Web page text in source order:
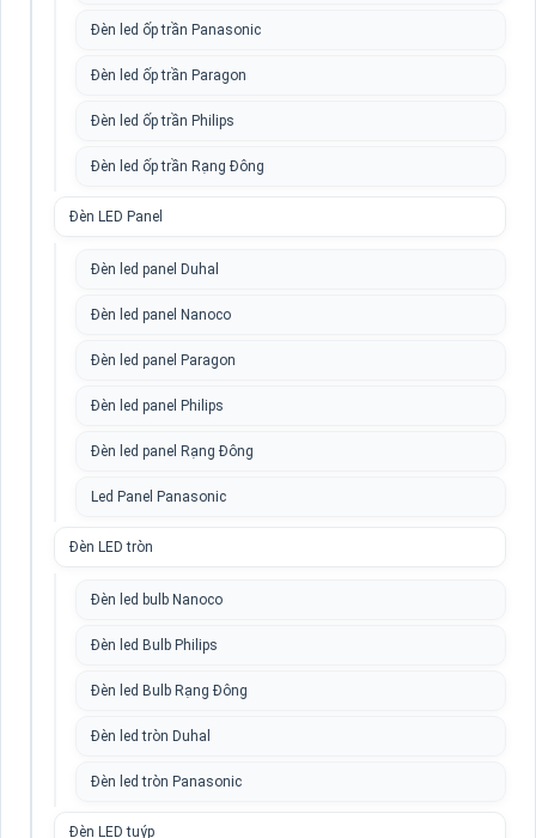
Đèn led ốp trần Panasonic
Đèn led ốp trần Paragon
Đèn led ốp trần Philips
Đèn led ốp trần Rạng Đông
Đèn LED Panel
Đèn led panel Duhal
Đèn led panel Nanoco
Đèn led panel Paragon
Đèn led panel Philips
Đèn led panel Rạng Đông
Led Panel Panasonic
Đèn LED tròn
Đèn led bulb Nanoco
Đèn led Bulb Philips
Đèn led Bulb Rạng Đông
Đèn led tròn Duhal
Đèn led tròn Panasonic
Đèn LED tuýp